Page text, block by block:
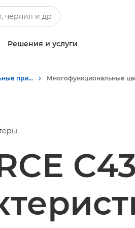
Решения и услуги
Многофункциональные принтеры - Принтеры «Все в одном»